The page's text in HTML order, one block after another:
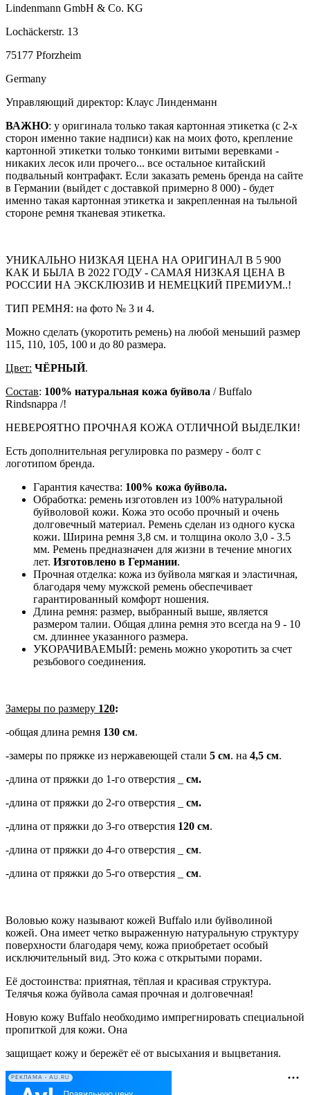
Lindenmann GmbH & Co. KG
Lochäckerstr. 13
75177 Pforzheim
Germany
Управляющий директор: Клаус Линденманн
ВАЖНО: у оригинала только такая картонная этикетка (с 2-х
сторон именно такие надписи) как на моих фото, крепление
картонной этикетки только тонкими витыми веревками -
никаких лесок или прочего... все остальное китайский
подвальный контрафакт. Если заказать ремень бренда на сайте
в Германии (выйдет с доставкой примерно 8 000) - будет
именно такая картонная этикетка и закрепленная на тыльной
стороне ремня тканевая этикетка.
УНИКАЛЬНО НИЗКАЯ ЦЕНА НА ОРИГИНАЛ В 5 900
КАК И БЫЛА В 2022 ГОДУ - САМАЯ НИЗКАЯ ЦЕНА В
РОССИИ НА ЭКСКЛЮЗИВ И НЕМЕЦКИЙ ПРЕМИУМ..!
ТИП РЕМНЯ: на фото № 3 и 4.
Можно сделать (укоротить ремень) на любой меньший размер
115, 110, 105, 100 и до 80 размера.
Цвет: ЧЁРНЫЙ.
Состав: 100% натуральная кожа буйвола / Buffalo
Rindsnappa /!
НЕВЕРОЯТНО ПРОЧНАЯ КОЖА ОТЛИЧНОЙ ВЫДЕЛКИ!
Есть дополнительная регулировка по размеру - болт с
логотипом бренда.
Гарантия качества: 100% кожа буйвола.
Обработка: ремень изготовлен из 100% натуральной
буйволовой кожи. Кожа это особо прочный и очень
долговечный материал. Ремень сделан из одного куска
кожи. Ширина ремня 3,8 см. и толщина около 3,0 - 3.5
мм. Ремень предназначен для жизни в течение многих
лет. Изготовлено в Германии.
Прочная отделка: кожа из буйвола мягкая и эластичная,
благодаря чему мужской ремень обеспечивает
гарантированный комфорт ношения.
Длина ремня: размер, выбранный выше, является
размером талии. Общая длина ремня это всегда на 9 - 10
см. длиннее указанного размера.
УКОРАЧИВАЕМЫЙ: ремень можно укоротить за счет
резьбового соединения.
Замеры по размеру 120:
-общая длина ремня 130 см.
-замеры по пряжке из нержавеющей стали 5 см. на 4,5 см.
-длина от пряжки до 1-го отверстия _
см.
-длина от пряжки до 2-го отверстия _
см.
-длина от пряжки до 3-го отверстия 120 см.
-длина от пряжки до 4-го отверстия _
см.
-длина от пряжки до 5-го отверстия _
см.
Воловью кожу называют кожей Buffalo или буйволиной
кожей. Она имеет четко выраженную натуральную структуру
поверхности благодаря чему, кожа приобретает особый
исключительный вид. Это кожа с открытыми порами.
Её достоинства: приятная, тёплая и красивая структура.
Телячья кожа буйвола самая прочная и долговечная!
Новую кожу Buffalo необходимо импрегнировать специальной
пропиткой для кожи. Она
защищает кожу и бережёт её от высыхания и выцветания.
РЕКЛАМА • AU.RU